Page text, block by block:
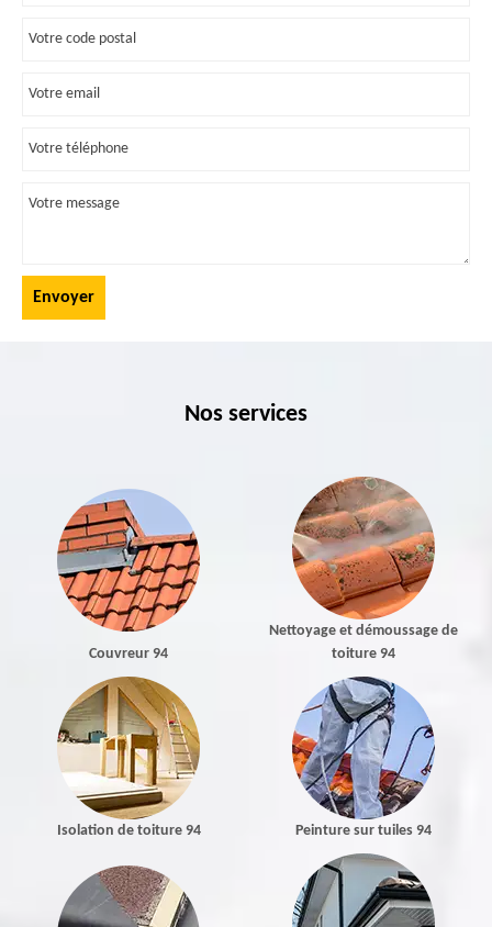
Nos services
Couvreur 94
Nettoyage et démoussage de
toiture 94
Isolation de toiture 94 Peinture sur tuiles 94